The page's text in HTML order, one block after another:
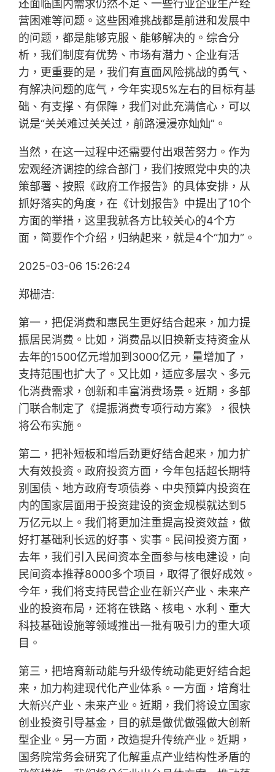
还面临国内需求仍然不足、一些行业企业生产经
营困难等问题。这些困难挑战都是前进和发展中
的问题，都是能够克服、能够解决的。综合分
析，我们制度有优势、市场有潜力、企业有活
力，更重要的是，我们有直面风险挑战的勇气、
有解决问题的底气，今年实现5%左右的目标有基
础、有支撑、有保障，我们对此充满信心，可以
说是“关关难过关关过，前路漫漫亦灿灿”。
当然，在这一过程中还需要付出艰苦努力。作为
宏观经济调控的综合部门，我们按照党中央的决
策部署、按照《政府工作报告》的具体安排，从
抓好落实的角度，在《计划报告》中提出了10个
方面的举措，这里我就各方比较关心的4个方
面，简要作个介绍，归纳起来，就是4个“加力”。
2025-03-06 15:26:24
郑栅洁:
第一，把促消费和惠民生更好结合起来，加力提
振居民消费。比如，消费品以旧换新支持资金从
去年的1500亿元增加到3000亿元，量增加了，
支持范围也扩大了。又比如，适应多层次、多元
化消费需求，创新和丰富消费场景。近期，多部
门联合制定了《提振消费专项行动方案》，很快
将公布实施。
第二，把补短板和增后劲更好结合起来，加力扩
大有效投资。政府投资方面，今年包括超长期特
别国债、地方政府专项债券、中央预算内投资在
内的国家层面用于投资建设的资金规模就达到5
万亿元以上。我们将更加注重提高投资效益，做
好打基础利长远的好事、实事。民间投资方面，
去年，我们引入民间资本全面参与核电建设，向
民间资本推荐8000多个项目，取得了很好成效。
今年，我们将支持民营企业在新兴产业、未来产
业的投资布局，还将在铁路、核电、水利、重大
科技基础设施等领域推出一批有吸引力的重大项
目。
第三，把培育新动能与升级传统动能更好结合起
来，加力构建现代化产业体系。一方面，培育壮
大新兴产业、未来产业。近期，我们将设立国家
创业投资引导基金，目的就是做优做强做大创新
型企业。另一方面，改造提升传统产业。近期，
国务院常务会研究了化解重点产业结构性矛盾的